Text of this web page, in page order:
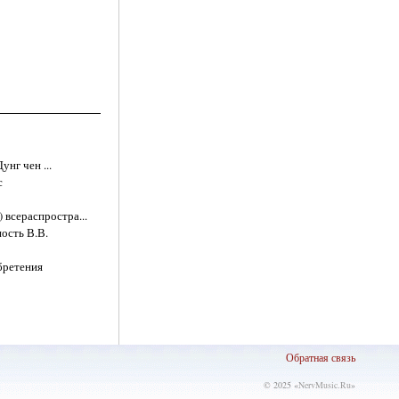
чен ...
В.В.
Обратная связь
© 2025 «NervMusic.Ru»